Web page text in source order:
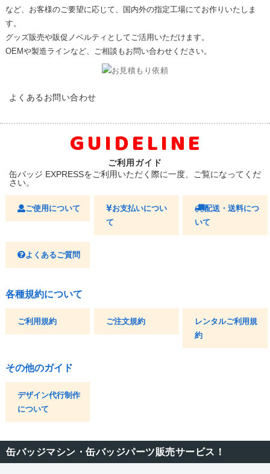
など、お客様のご要望に応じて、国内外の指定工場にてお作りいたしま
す。
グッズ販売や販促ノベルティとしてご活用いただけます。
OEMや製造ラインなど、ご相談もお問い合わせください。
よくあるお問い合わせ
GUIDELINE
ご利用ガイド
缶バッジ EXPRESSをご利用いただく際に一度、ご覧になってくだ
さい。
ご使用について
お支払いについ
て
配送・送料につ
いて
よくあるご質問
各種規約について
ご利用規約 ご注文規約
レンタルご利用規
約
その他のガイド
デザイン代行制作
について
缶バッジマシン・缶バッジパーツ販売サービス！